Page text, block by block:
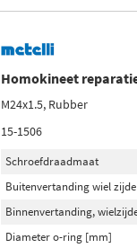
Homokineet
M24x1.5, Rubber
15-1506
Schroefdraadmaat
Buitenvertanding wiel zijde
Binnenvertanding,
Diameter o-ring [mm]